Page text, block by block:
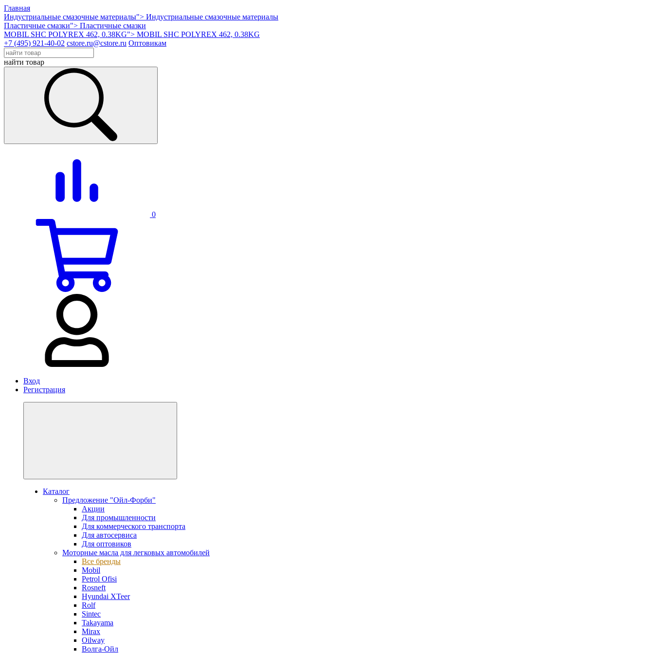
Главная
Индустриальные смазочные материалы"> Индустриальные смазочные материалы
Пластичные смазки"> Пластичные смазки
MOBIL SHC POLYREX 462, 0.38KG"> MOBIL SHC POLYREX 462, 0.38KG
+7 (495) 921-40-02 cstore.ru@cstore.ru Оптовикам
найти товар
0
Вход
Регистрация
Каталог
Предложение "Ойл-Форби"
Акции
Для промышленности
Для коммерческого транспорта
Для автосервиса
Для оптовиков
Моторные масла для легковых автомобилей
Все бренды
Mobil
Petrol Ofisi
Rosneft
Hyundai XTeer
Rolf
Sintec
Takayama
Mirax
Oilway
Волга-Ойл